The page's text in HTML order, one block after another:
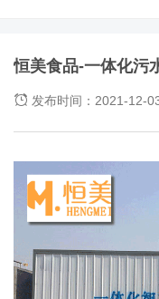
恒美食品-一体化污
发布时间：2021-12-